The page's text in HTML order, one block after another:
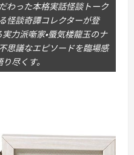
わった本格実話怪談トーク
怪談奇譚コレクターが登
力派噺家・蜃気楼龍玉のナ
思議なエピソードを臨場感
尽くす。